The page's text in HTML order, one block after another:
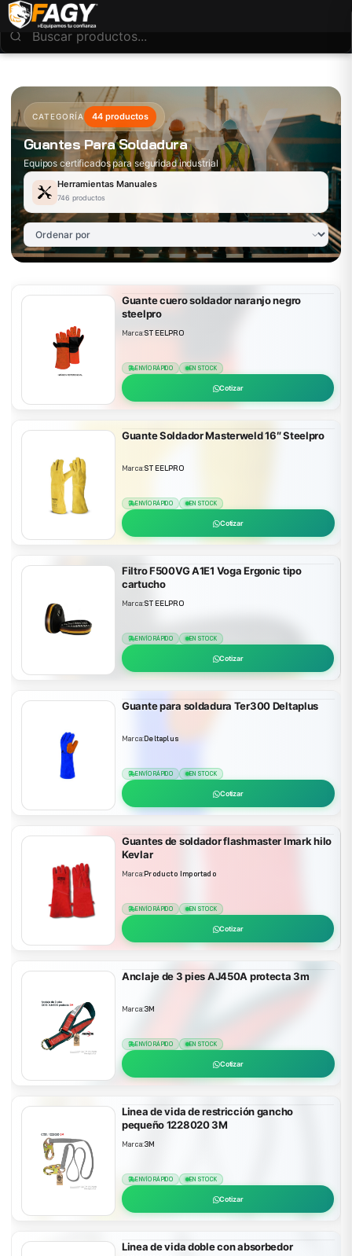
CATEGORÍA 44 productos
Guantes Para Soldadura
Equipos certificados para seguridad industrial
Herramientas Manuales
746 productos
Guante cuero soldador naranjo negro
steelpro
Marca:STEELPRO
ENVÍO RÁPIDO EN STOCK
Cotizar
Guante Soldador Masterweld 16″ Steelpro
Marca:STEELPRO
ENVÍO RÁPIDO EN STOCK
Cotizar
Filtro F500VG A1E1 Voga Ergonic tipo
cartucho
Marca:STEELPRO
ENVÍO RÁPIDO EN STOCK
Cotizar
Guante para soldadura Ter300 Deltaplus
Marca:Deltaplus
ENVÍO RÁPIDO EN STOCK
Cotizar
Guantes de soldador flashmaster Imark hilo
Kevlar
Marca:Producto Importado
ENVÍO RÁPIDO EN STOCK
Cotizar
Anclaje de 3 pies AJ450A protecta 3m
Marca:3M
ENVÍO RÁPIDO EN STOCK
Cotizar
Linea de vida de restricción gancho
pequeño 1228020 3M
Marca:3M
ENVÍO RÁPIDO EN STOCK
Cotizar
Linea de vida doble con absorbedor